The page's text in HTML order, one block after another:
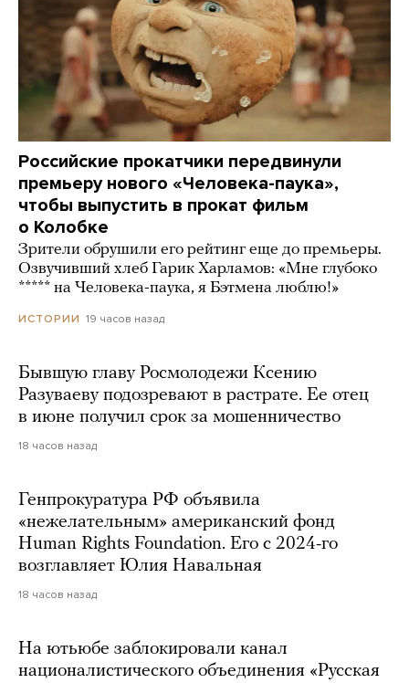
Российские прокатчики передвинули
премьеру нового «Человека-паука»,
чтобы выпустить в прокат фильм
о Колобке
Зрители обрушили его рейтинг еще до премьеры.
Озвучивший хлеб Гарик Харламов: «Мне глубоко
***** на Человека-паука, я Бэтмена люблю!»
ИСТОРИИ 19 часов назад
Бывшую главу Росмолодежи Ксению
Разуваеву подозревают в растрате. Ее отец
в июне получил срок за мошенничество
18 часов назад
Генпрокуратура РФ объявила
«нежелательным» американский фонд
Human Rights Foundation. Его с 2024-го
возглавляет Юлия Навальная
18 часов назад
На ютьюбе заблокировали канал
националистического объединения «Русская